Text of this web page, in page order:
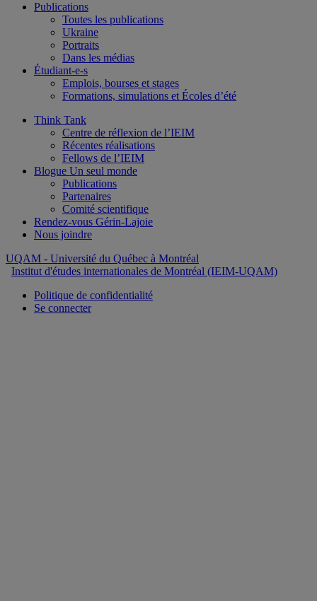
Publications
Toutes les publications
Ukraine
Portraits
Dans les médias
Étudiant-e-s
Emplois, bourses et stages
Formations, simulations et Écoles d’été
Think Tank
Centre de réflexion de l’IEIM
Récentes réalisations
Fellows de l’IEIM
Blogue Un seul monde
Publications
Partenaires
Comité scientifique
Rendez-vous Gérin-Lajoie
Nous joindre
UQAM - Université du Québec à Montréal
Institut d'études internationales de Montréal (IEIM-UQAM)
Politique de confidentialité
Se connecter